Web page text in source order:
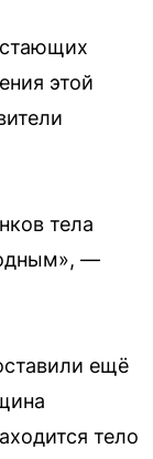
этой
тела
—
ещё
тело